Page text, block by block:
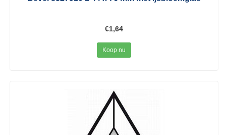
€1,64
Koop nu